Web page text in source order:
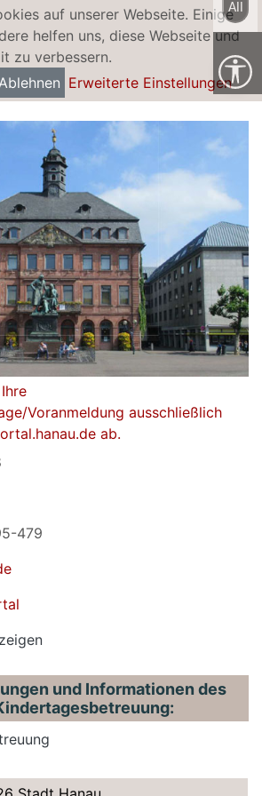
auf unserer Webseite. Einige
helfen uns, diese Webseite und
zu verbessern.
Erweiterte Einstellungen
Stadt Hanau
Voranmeldung ausschließlich
ab.
479
und Informationen des
All